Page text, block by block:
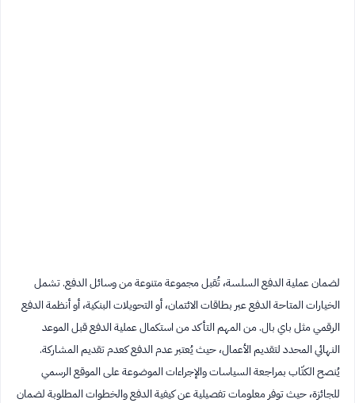
لضمان عملية الدفع السلسة، تُقبل مجموعة متنوعة من وسائل الدفع. تشمل
الخيارات المتاحة الدفع عبر بطاقات الائتمان، أو التحويلات البنكية، أو أنظمة الدفع
الرقمي مثل باي بال. من المهم التأكد من استكمال عملية الدفع قبل الموعد
النهائي المحدد لتقديم الأعمال، حيث يُعتبر عدم الدفع كعدم تقديم المشاركة.
يُنصح الكتّاب بمراجعة السياسات والإجراءات الموضوعة على الموقع الرسمي
للجائزة، حيث توفر معلومات تفصيلية عن كيفية الدفع والخطوات المطلوبة لضمان